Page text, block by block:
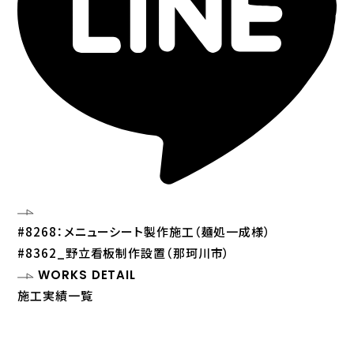
#8268：メニューシート製作施工（麺処一成様）
#8362_野立看板制作設置（那珂川市）
WORKS DETAIL
施工実績一覧